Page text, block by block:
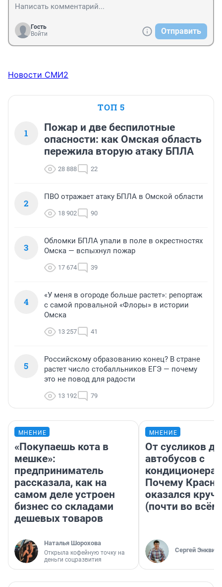
Гость
Войти
Отправить
Новости СМИ2
ТОП 5
1
Пожар и две беспилотные
опасности: как Омская область
пережила вторую атаку БПЛА
28 888 22
2
ПВО отражает атаку БПЛА в Омской области
18 902 90
3
Обломки БПЛА упали в поле в окрестностях
Омска — вспыхнул пожар
17 674 39
4
«У меня в огороде больше растет»: репортаж
с самой провальной «Флоры» в истории
Омска
13 257 41
5
Российскому образованию конец? В стране
растет число стобалльников ЕГЭ — почему
это не повод для радости
13 192 79
МНЕНИЕ
«Покупаешь кота в
мешке»:
предприниматель
рассказала, как на
самом деле устроен
бизнес со складами
дешевых товаров
Наталья Шорохова
Открыла кофейную точку на
деньги соцразвития
МНЕНИЕ
От сусликов до
автобусов с
Почему
оказался
(почти во
Сергей Энквист